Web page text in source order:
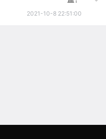
2021-10-8 22:51:00